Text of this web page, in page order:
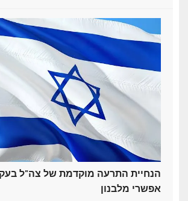
הנחיית התרעה מוקדמת של צה"ל
אפשרי מלבנון